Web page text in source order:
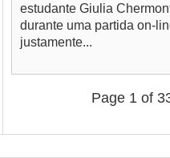
estudante Giulia
durante uma partida on-
justamente...
Page 1 of